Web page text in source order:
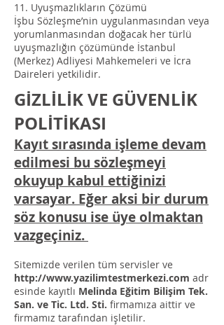
11. Uyuşmazlıkların Çözümü
İşbu Sözleşme’nin uygulanmasından veya
yorumlanmasından doğacak her türlü
uyuşmazlığın çözümünde İstanbul
(Merkez) Adliyesi Mahkemeleri ve İcra
Daireleri yetkilidir.
GİZLİLİK VE GÜVENLİK
POLİTİKASI
Kayıt sırasında işleme devam
edilmesi bu sözleşmeyi
okuyup kabul ettiğinizi
varsayar. Eğer aksi bir durum
söz konusu ise üye olmaktan
vazgeçiniz.
Sitemizde verilen tüm servisler ve
http://www.yazilimtestmerkezi.com adr
esinde kayıtlı Melinda Eğitim Bilişim Tek.
San. ve Tic. Ltd. Sti. firmamıza aittir ve
firmamız tarafından işletilir.